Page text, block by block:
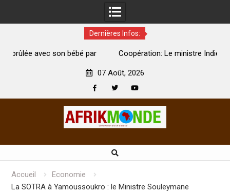
Dernières Infos:
Coopération: Le ministre Indien Kirti Vardhan Singh à
07 Août, 2026
Accueil
Economie
La SOTRA à Yamoussoukro : le Ministre Souleymane